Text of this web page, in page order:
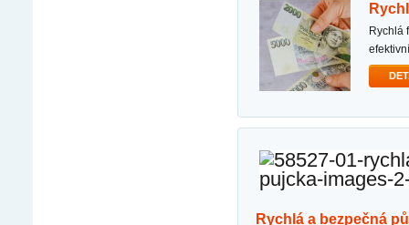
rychlá finanční pomoc rychlá finanční pomoc v celé české republice. díky rychlému a
rychlá a bezpečná